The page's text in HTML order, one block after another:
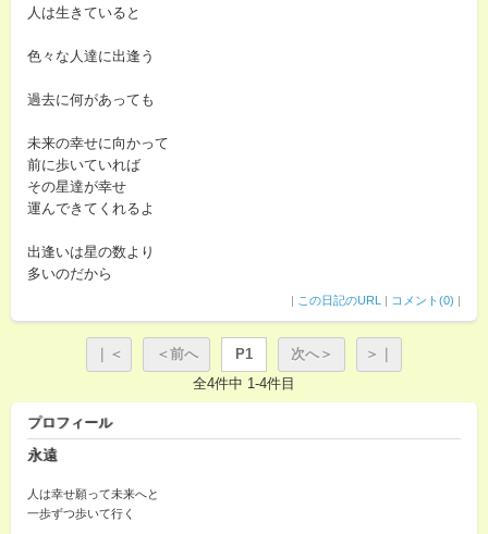
人は生きていると
色々な人達に出逢う
過去に何があっても
未来の幸せに向かって
前に歩いていれば
その星達が幸せ
運んできてくれるよ
出逢いは星の数より
多いのだから
| この日記のURL | コメント(0) |
｜＜ ＜前へ P1 次へ＞
＞｜
全4件中 1-4件目
プロフィール
永遠
人は幸せ願って未来へと
一歩ずつ歩いて行く